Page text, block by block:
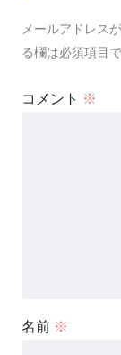
メールアドレス
る欄は必須項目
コメント ※
名前 ※